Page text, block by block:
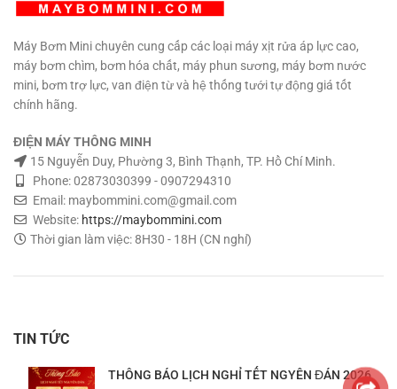
Máy Bơm Mini chuyên cung cấp các loại máy xịt rửa áp lực cao,
máy bơm chìm, bơm hóa chất, máy phun sương, máy bơm nước
mini, bơm trợ lực, van điện từ và hệ thống tưới tự động giá tốt
chính hãng.
ĐIỆN MÁY THÔNG MINH
15 Nguyễn Duy, Phường 3, Bình Thạnh, TP. Hồ Chí Minh.
Phone: 02873030399 - 0907294310
Email: maybommini.com@gmail.com
Website: https://maybommini.com
Thời gian làm việc: 8H30 - 18H (CN nghỉ)
TIN TỨC
THÔNG BÁO LỊCH NGHỈ TẾT NGYÊN ĐÁN 2026